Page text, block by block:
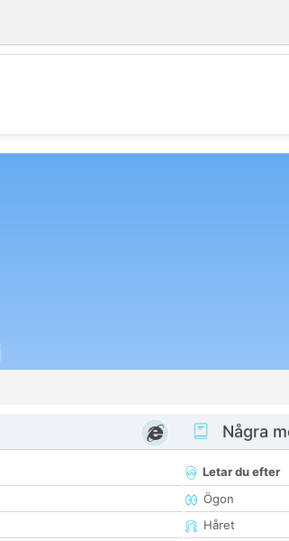
💕
Några
Letar du efter
Ögon
Håret